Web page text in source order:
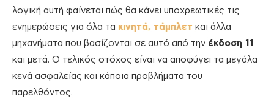
λογική αυτή φαίνεται πώς θα κάνει υποχρεωτικές τις
ενημερώσεις για όλα τα κινητά, τάμπλετ και άλλα
μηχανήματα που βασίζονται σε αυτό από την έκδοση 11
και μετά. Ο τελικός στόχος είναι να αποφύγει τα μεγάλα
κενά ασφαλείας και κάποια προβλήματα του
παρελθόντος.